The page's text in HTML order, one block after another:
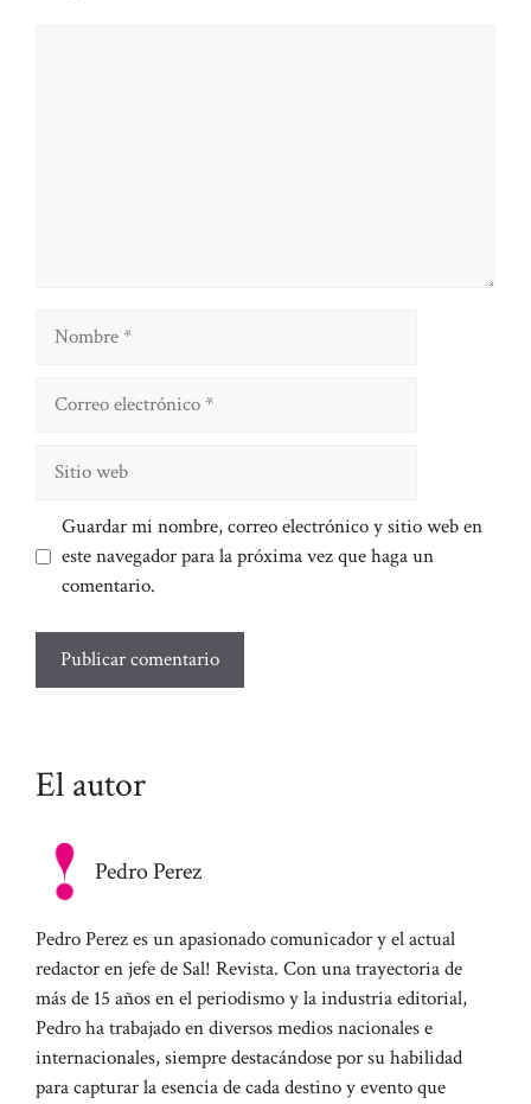
Nombre
Guardar mi nombre, correo electrónico y sitio web en
este navegador para la próxima vez que haga un
comentario.
El autor
Pedro Perez
Pedro Perez es un apasionado comunicador y el actual
redactor en jefe de Sal! Revista. Con una trayectoria de
más de 15 años en el periodismo y la industria editorial,
Pedro ha trabajado en diversos medios nacionales e
internacionales, siempre destacándose por su habilidad
para capturar la esencia de cada destino y evento que